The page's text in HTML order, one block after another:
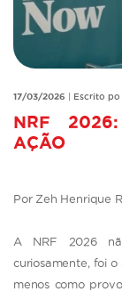
17/03/2026 Escrito
NRF 2026:
AÇÃO
Por Zeh Henrique
A NRF 2026
curiosamente, foi o
menos como